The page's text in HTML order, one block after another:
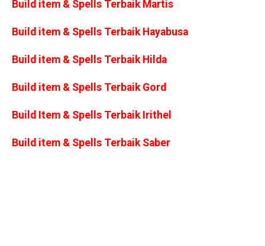
Build item & Spells Terbaik Martis
Build item & Spells Terbaik Hayabusa
Build item & Spells Terbaik Hilda
Build item & Spells Terbaik Gord
Build Item & Spells Terbaik Irithel
Build item & Spells Terbaik Saber